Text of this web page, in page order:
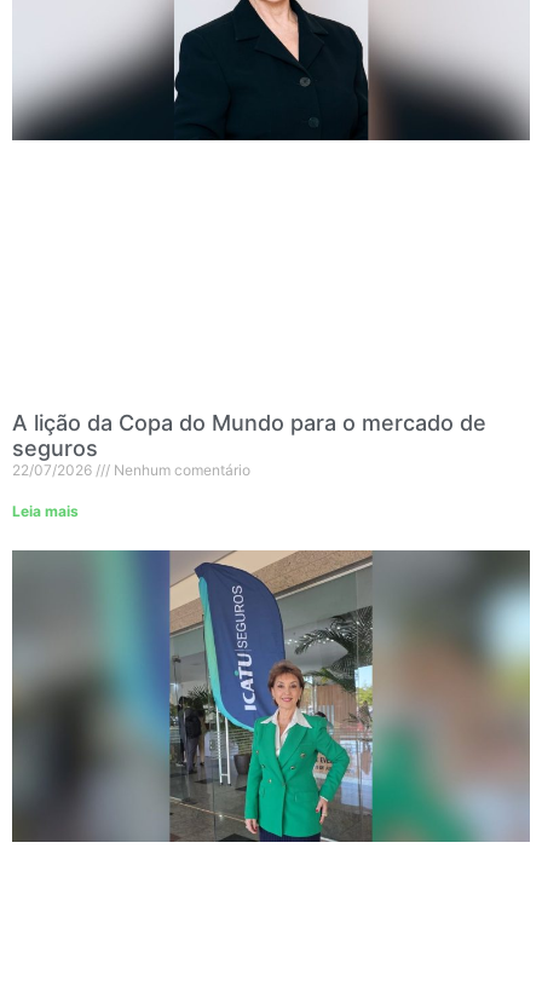
A lição da Copa do Mundo para o mercado de
seguros
22/07/2026 Nenhum comentário
Leia mais